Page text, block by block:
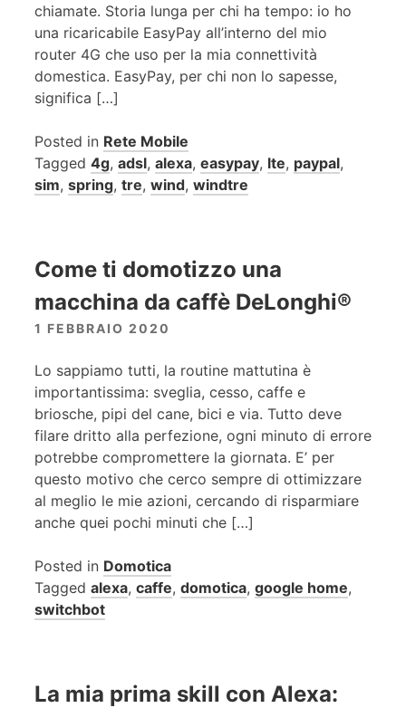
chiamate. Storia lunga per chi ha tempo: io ho
una ricaricabile EasyPay all’interno del mio
router 4G che uso per la mia connettività
domestica. EasyPay, per chi non lo sapesse,
significa […]
Posted in Rete Mobile
Tagged 4g, adsl, alexa, easypay, lte, paypal,
sim, spring, tre, wind, windtre
Come ti domotizzo una
macchina da caffè DeLonghi®
1 FEBBRAIO 2020
Lo sappiamo tutti, la routine mattutina è
importantissima: sveglia, cesso, caffe e
briosche, pipi del cane, bici e via. Tutto deve
filare dritto alla perfezione, ogni minuto di errore
potrebbe compromettere la giornata. E’ per
questo motivo che cerco sempre di ottimizzare
al meglio le mie azioni, cercando di risparmiare
anche quei pochi minuti che […]
Posted in Domotica
Tagged alexa, caffe, domotica, google home,
switchbot
La mia prima skill con Alexa: